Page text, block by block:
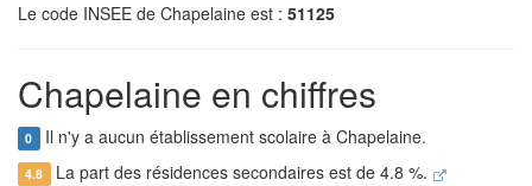
Le code INSEE de Chapelaine est : 51125
Chapelaine en chiffres
0 Il n'y a aucun établissement scolaire à Chapelaine.
4.8 La part des résidences secondaires est de 4.8 %.